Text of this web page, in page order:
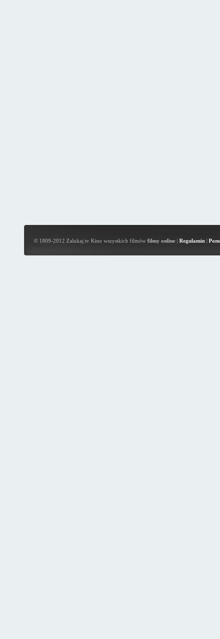
© 1809-2012 Zalukaj.tv Kino wszystkich filmów filmy online| Regulamin|